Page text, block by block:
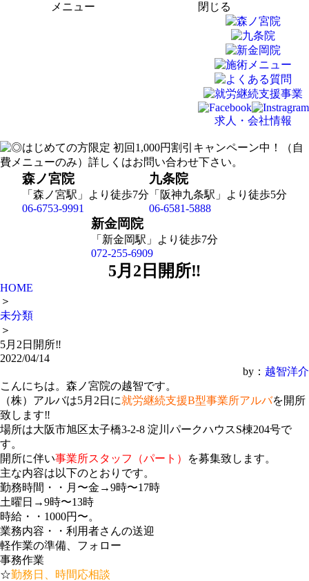
メニュー 閉じる
求人・会社情報
森ノ宮院
「森ノ宮駅」より徒歩7分
06-6753-9991
九条院
「阪神九条駅」より徒歩5分
06-6581-5888
新金岡院
「新金岡駅」より徒歩7分
072-255-6909
5月2日開所‼️
HOME
＞
未分類
＞
5月2日開所‼️
2022/04/14
by： 越智洋介
こんにちは。森ノ宮院の越智です。
（株）アルバは5月2日 に就労継続支援B型事業所アルバを開所
致します‼️
場所は大阪市旭区太子橋3-2-8 淀川パークハウスS棟204号で
す。
開所に伴い事業所スタッフ（パート）
を募集致します。
主な内容は以下のとおりです。
勤務時間・・月〜金→9時〜17時
土曜日→9時〜13時
時給・・1000円〜。
業務内容・・利用者さんの送迎
軽作業の準備、フォロー
事務作業
☆勤務日、時間応相談